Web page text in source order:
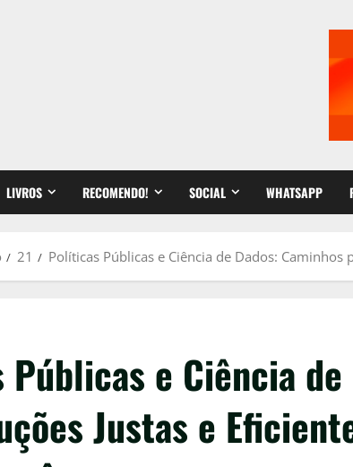
LIVROS RECOMENDO! SOCIAL WHATSAPP
21 Políticas Públicas e Ciência de Dados: Caminhos
e Ciência de
Justas e